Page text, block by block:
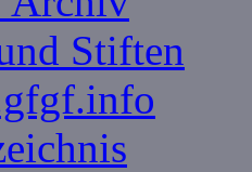
Stiften